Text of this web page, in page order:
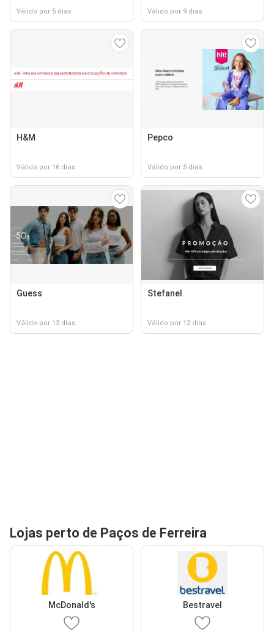
Válido por 5 dias Válido por 9 dias
H&M
Válido por 16 dias
Pepco
Válido por 5 dias
Guess
Válido por 13 dias
Stefanel
Válido por 12 dias
Lojas perto de Paços de Ferreira
McDonald's Bestravel